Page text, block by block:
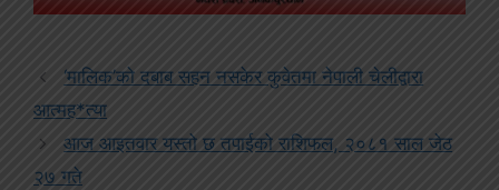
‘मालिक’को दबाब सहन नसकेर कुवेतमा नेपाली चेलीद्वारा
आत्मह*त्या
आज आइतवार यस्तो छ तपाईको राशिफल, २०८१ साल जेठ
२७ गते